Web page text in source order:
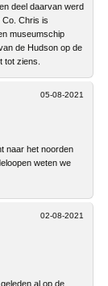
deel daarvan werd
Chris is
museumschip
de Hudson op de
tot ziens.
05-08-2021
naar het noorden
weten we
02-08-2021
al op de